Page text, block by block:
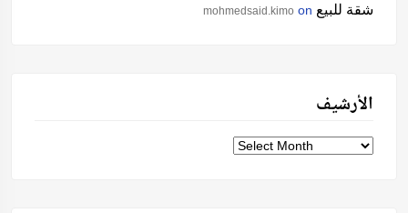
mohmedsaid.kimo on شقة للبيع
الأرشيف
الأرشيف